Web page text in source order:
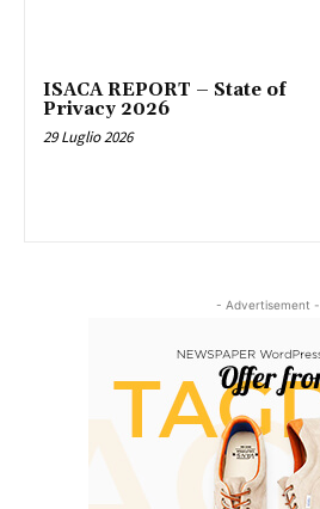
ISACA REPORT – State of
Privacy 2026
29 Luglio 2026
- Advertisement -